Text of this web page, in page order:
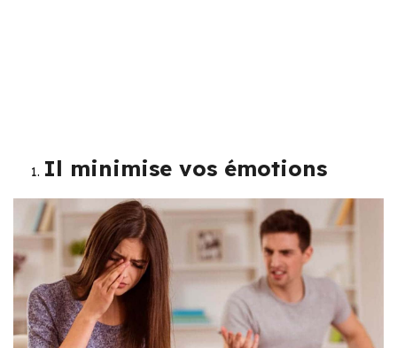
Il minimise vos émotions